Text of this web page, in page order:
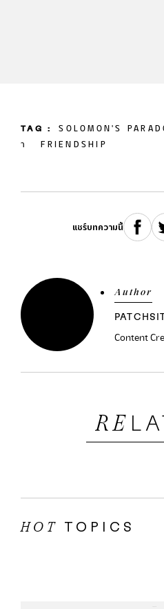
TAG : SOLOMON'S
า FRIENDSHIP
แชร์บทความนี้
Author
Content
RE
HOT TOPICS